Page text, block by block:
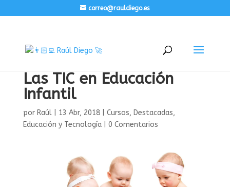
correo@rauldiego.es
Las TIC en Educación
Infantil
por Raúl| 13 Abr, 2018| Cursos, Destacadas,
Educación y Tecnología| 0 Comentarios